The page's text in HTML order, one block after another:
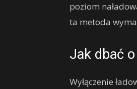
poziom
ta metoda
Jak dbać
Wyłączenie